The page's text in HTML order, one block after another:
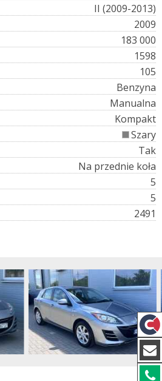
II (2009-2013)
2009
183 000
1598
105
Benzyna
Manualna
Kompakt
Szary
Tak
Na przednie koła
5
5
2491